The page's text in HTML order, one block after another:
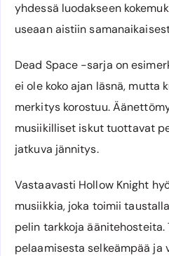
yhdessä luodakseen
useaan aistiin
Dead Space -sarja on
ei ole koko ajan läsnä, mutta
merkitys korostuu.
musiikilliset iskut tuottavat
jatkuva jännitys.
Vastaavasti Hollow Knight
musiikkia, joka toimii
pelin tarkkoja äänitehosteita.
pelaamisesta selkeämpää ja